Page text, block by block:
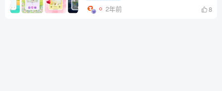
2年前 8